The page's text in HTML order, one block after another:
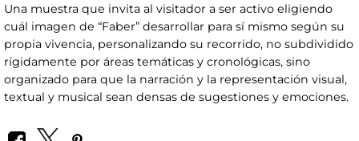
Una muestra que invita al visitador a ser activo eligiendo
cuál imagen de “Faber” desarrollar para sí mismo según su
propia vivencia, personalizando su recorrido, no subdividido
rígidamente por áreas temáticas y cronológicas, sino
organizado para que la narración y la representación visual,
textual y musical sean densas de sugestiones y emociones.